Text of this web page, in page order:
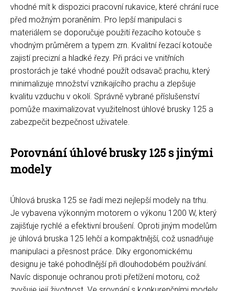
vhodné mít k dispozici pracovní rukavice, které chrání ruce
před možným poraněním. Pro lepší manipulaci s
materiálem se doporučuje použití řezacího kotouče s
vhodným průměrem a typem zrn. Kvalitní řezací kotouče
zajistí precizní a hladké řezy. Při práci ve vnitřních
prostorách je také vhodné použít odsavač prachu, který
minimalizuje množství vznikajícího prachu a zlepšuje
kvalitu vzduchu v okolí. Správně vybrané příslušenství
pomůže maximalizovat využitelnost úhlové brusky 125 a
zabezpečit bezpečnost uživatele.
Porovnání úhlové brusky 125 s jinými
modely
Úhlová bruska 125 se řadí mezi nejlepší modely na trhu.
Je vybavena výkonným motorem o výkonu 1200 W, který
zajišťuje rychlé a efektivní broušení. Oproti jiným modelům
je úhlová bruska 125 lehčí a kompaktnější, což usnadňuje
manipulaci a přesnost práce. Díky ergonomickému
designu je také pohodlnější při dlouhodobém používání.
Navíc disponuje ochranou proti přetížení motoru, což